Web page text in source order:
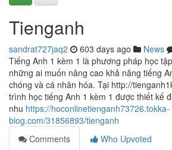
Tienganh
sandrat727jaq2 603 days ago News
Tiếng Anh 1 kèm 1 là phương pháp học
những ai muốn nâng cao khả năng tiếng
chóng và cá nhân hóa. Tại http://
trình học tiếng Anh 1 kèm 1 được thiết kế
nhu https://hoconlinetienganh73726.tokka-
blog.com/31856893/tienganh
Comments
Who Upvoted